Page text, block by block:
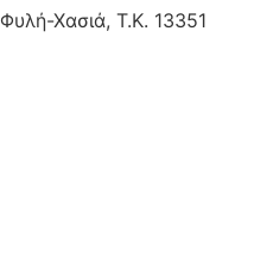
Χασιά, Τ.Κ. 13351